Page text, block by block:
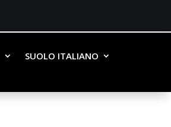
SUOLO ITALIANO